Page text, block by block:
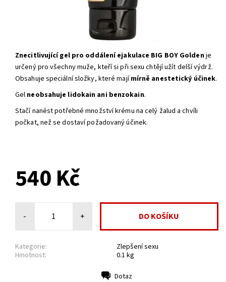
Znecitlivující gel pro oddálení ejakulace BIG BOY Goldenje
určený pro všechny muže, kteří si při sexu chtějí užít delší výdrž.
Obsahuje speciální složky, které mají mírně anestetický účinek.
Gel neobsahuje lidokain ani benzokain.
Stačí nanést potřebné množství krému na celý žalud a chvíli
počkat, než se dostaví požadovaný účinek.
540 Kč
- +
Kategorie:
Zlepšení sexu
Hmotnost:
0.1 kg
Dotaz